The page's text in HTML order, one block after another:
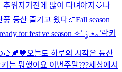
추워지기전에 많이 다녀야지🤎나
풍 등산 즐기고 왔다🍂Fall season
for festive season ✧˚ ༘ ⋆｡˚락키
오늘도 하루의 시작은 등산
는 뭐했어요 이번주말???세상에서